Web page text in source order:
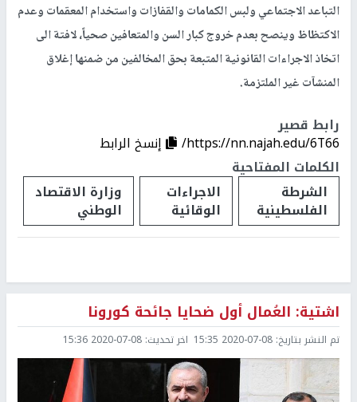
التباعد الاجتماعي ولبس الكمامات والقفازات واستخدام المعقمات وعدم
الاكتظاظ وينصح بعدم خروج كبار السن والمتعافين صحياً، لافتة الى
اتخاذ الاجراءات القانونية المتبعة بحق المخالفين من ضمنها إغلاق
المنشآت غير الملتزمة.
رابط قصير
https://nn.najah.edu/6T66/
إنسخ الرابط
الكلمات المفتاحية
الشرطة
الفلسطينية
الاجراءات
الوقائية
وزارة الاقتصاد
الوطني
اشتية: العُمال أول ضحايا جائحة كورونا
تم النشر بتاريخ: 2020-07-08 15:35 اخر تحديث: 2020-07-08 15:36